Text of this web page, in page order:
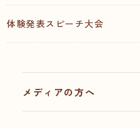
体験発表スピーチ大会
メディアの方へ